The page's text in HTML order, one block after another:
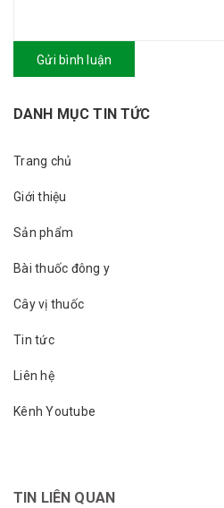
Gửi bình luận
DANH MỤC TIN TỨC
Trang chủ
Giới thiệu
Sản phẩm
Bài thuốc đông y
Cây vị thuốc
Tin tức
Liên hệ
Kênh Youtube
TIN LIÊN QUAN